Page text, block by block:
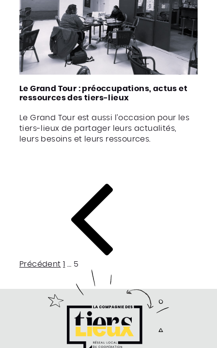
Le Grand Tour : préoccupations, actus et
ressources des tiers-lieux
Le Grand Tour est aussi l’occasion pour les
tiers-lieux de partager leurs actualités,
leurs besoins et leurs ressources.
Précédent Page
1 Page
5